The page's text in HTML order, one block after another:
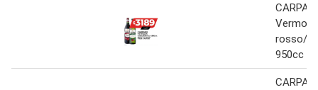
rosso/
950cc